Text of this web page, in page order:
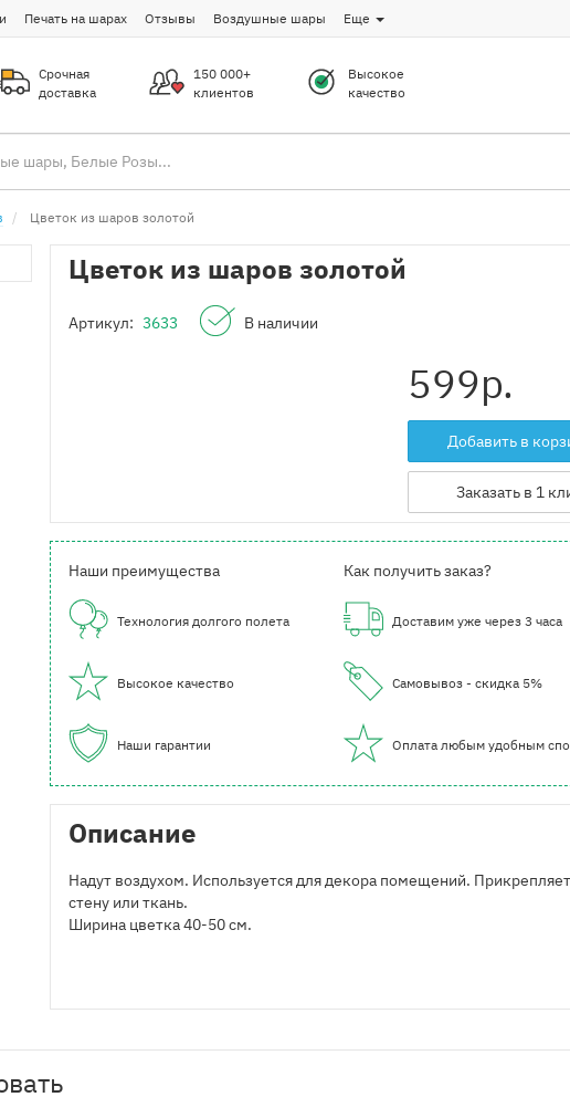
Печать на шарах Отзывы Воздушные шары Еще
Срочная
доставка
150 000+
клиентов
Высокое
качество
Цветок из шаров золотой
Цветок из шаров золотой
Артикул: 3633 В наличии
599р.
Добавить в
Заказать в 1
Наши преимущества
Технология долгого полета
Высокое качество
Наши гарантии
Как получить заказ?
Доставим уже через 3 часа
Самовывоз - скидка 5%
Оплата любым удобным
Описание
Надут воздухом. Используется для декора помещений.
стену или ткань.
Ширина цветка 40-50 см.